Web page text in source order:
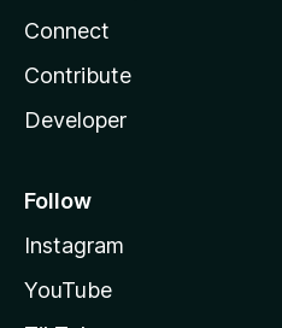
Connect
Contribute
Developer
Follow
Instagram
YouTube